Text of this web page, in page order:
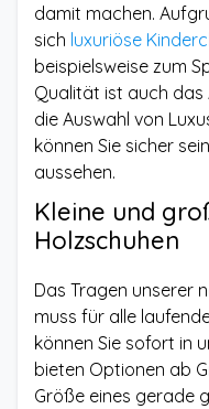
damit machen.
sich luxuriöse
beispielsweise zum
Qualität ist auch das
die Auswahl von
können Sie sicher
aussehen.
Kleine und
Holzschuhen
Das Tragen unserer
muss für alle
können Sie sofort in
bieten Optionen ab
Größe eines gerade